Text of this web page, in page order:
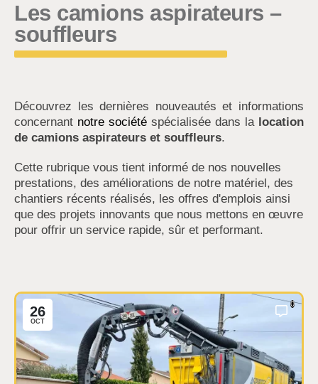
Les camions aspirateurs –
souffleurs
Découvrez les dernières nouveautés et informations
concernant notre société spécialisée dans la location
de camions aspirateurs et souffleurs.
Cette rubrique vous tient informé de nos nouvelles
prestations, des améliorations de notre matériel, des
chantiers récents réalisés, les offres d'emplois ainsi
que des projets innovants que nous mettons en œuvre
pour offrir un service rapide, sûr et performant.
26
OCT
0